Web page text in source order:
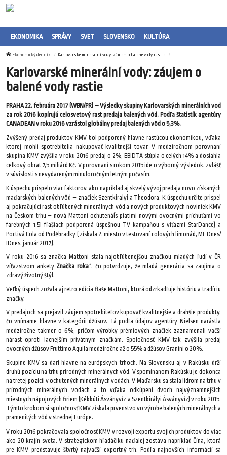
EKONOMIKA SPRÁVY SVET SLOVENSKO KULTÚRA
Ekonomický denník Karlovarské minerální vody: záujem o balené vody rastie
Karlovarské minerální vody: záujem o
balené vody rastie
PRAHA 22. februára 2017 (WBN/PR) – Výsledky skupiny Karlovarských minerálních vod
za rok 2016 kopírujú celosvetový rast predaja balených vôd. Podľa štatistík agentúry
CANADEAN v roku 2016 vzrástol globálny predaj balených vôd o 5,3%.
Zvýšený predaj produktov KMV bol podporený hlavne rastúcou ekonomikou, vďaka
ktorej mohli spotrebitelia nakupovať kvalitnejší tovar. V medziročnom porovnaní
skupina KMV zvýšila v roku 2016 predaj o 2%, EBIDTA stúpla o celých 14% a dosiahla
celkový obrat 7,5 miliárd Kč. V porovnaní s rokom 2015 ide o výborný výsledok, zvlášť
v súvislosti s nevydareným minuloročným letným počasím.
K úspechu prispelo viac faktorov, ako napríklad aj skvelý vývoj predaja novo získaných
maďarských balených vôd – značiek Szentkiralyi a Theodora. K úspechu určite prispel
aj pokračujúci rast obľúbených minerálnych vôd a nových produktových noviniek KMV
na Českom trhu – nová Mattoni ochutená(s piatimi novými ovocnými príchuťami vo
farebných 1,5l fľašiach podporená úspešnou TV kampaňou s víťazmi StarDance) a
Poctivá Cola od Poděbradky ( získala 2. miesto v testovaní colových limonád, MF Dnes/
IDnes, január 2017).
V roku 2016 sa značka Mattoni stala najobľúbenejšou značkou mladých ľudí v ČR
víťazstvom ankety Značka roka*, čo potvrdzuje, že mladá generácia sa zaujíma o
zdravý životný štýl.
Veľký úspech zožala aj retro edícia flaše Mattoni, ktorá odzrkadľuje históriu a tradíciu
značky.
V predajoch sa prejavil záujem spotrebiteľov kupovať kvalitnejšie a drahšie produkty,
čo vnímame hlavne v kategórii džúsov. Tá podľa údajov agentúry Nielsen narástla
medziročne takmer o 6%, pričom výrobky prémiových značiek zaznamenali väčší
nárast oproti lacnejším privátnym značkám. Spoločnosť KMV tak zvýšila predaj
ovocných džúsov Fruttimo Aquila medziročne až o 55% a džúsov Granini o 20%.
Skupine KMV sa darí hlavne na európskych trhoch. Na Slovensku aj v Rakúsku drží
druhú pozíciu na trhu prírodných minerálnych vôd. V spomínanom Rakúsku je dokonca
na tretej pozícii v ochutených minerálnych vodách. V Maďarsku sa stala lídrom na trhu v
prírodných minerálnych vodách a to vďaka odkúpení dvoch najvýznamnejších
miestnych nápojových firiem (Kékkúti Ásványvíz a Szentkirályi Ásványvíz) v roku 2015.
Týmto krokom si spoločnosť KMV získala prvenstvo vo výrobe balených minerálnych a
pramenitých vôd v strednej Európe.
V roku 2016 pokračovala spoločnosť KMV v rozvoji exportu svojich produktov do viac
ako 20 krajín sveta. V strategickom hľadáčiku naďalej zostáva napríklad Čína, ktorá
pre KMV predstavuje štvrtý najväčší exportný trh. Podľa najnovších informácií sa